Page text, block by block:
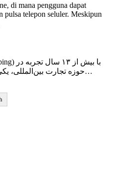
di mana pengguna dapat
pulsa telepon seluler. Meskipun
حوزه تجارت بین‌المللی، یکی از مجموعه‌های فعال در زمینه…